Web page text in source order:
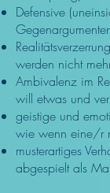
Defensive
werden nicht
Ambivalenz im
will etwas und
geistige und
wie wenn eine/r
musterartiges
abgespielt als